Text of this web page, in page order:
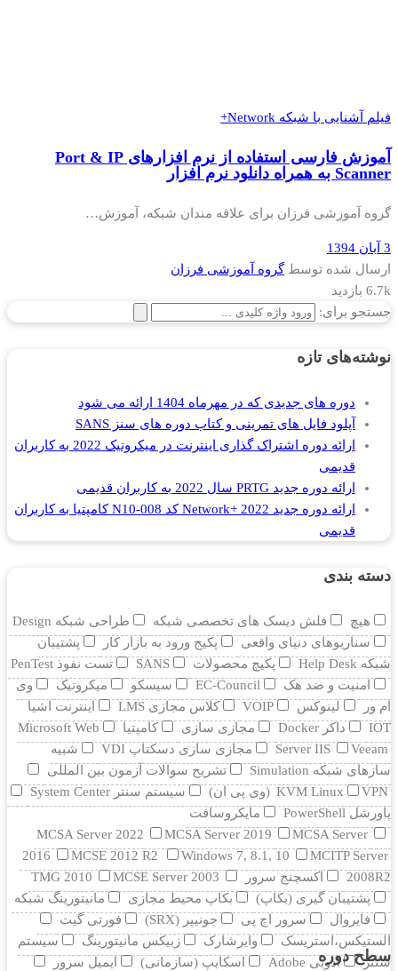
فیلم آشنایی با شبکه Network+
آموزش فارسی استفاده از نرم افزارهای Port & IP
Scanner به همراه دانلود نرم افزار
گروه آموزشی فرزان برای علاقه مندان شبکه، آموزش…
3 آبان 1394
ارسال شده توسطگروه آموزشی فرزان
6.7k بازدید
جستجو برای:
نوشته‌های تازه
دوره های جدیدی که در مهرماه 1404 ارائه می شود
آپلود فایل های تمرینی و کتاب دوره های سنز SANS
ارائه دوره اشتراک گذاری اینترنت در میکروتیک 2022 به کاربران
قدیمی
ارائه دوره جدید PRTG سال 2022 به کاربران قدیمی
ارائه دوره جدید Network+ 2022 کد N10-008 کامپتیا به کاربران
قدیمی
دسته بندی
هیچ فلش دیسک های تخصصی شبکه
طراحی شبکه Design
سناریوهای دنیای واقعی
پکیج ورود به بازار کار
پشتیبان
شبکه Help Desk
پکیچ محصولات SANS
تست نفوذ PenTest
امنیت و ضد هک
EC-Council سیسکو میکروتیک
وی
ام ور
لینوکس VOIP کلاس مجازی LMS
اینترنت اشیا
IOT
داکر Docker مجازی سازی کامپتیا
Microsoft Web
Server IIS
Veeam مجازی سازی دسکتاپ VDI
شبیه
سازهای شبکه Simulation
تشریح سوالات آزمون بین المللی
KVM Linux
VPN (وی پی ان)
سیستم سنتر System Center
پاورشل PowerShell
مایکروسافت
MCSA Server 2022
MCSA Server 2019
MCSA Server
2016
MCSE 2012 R2 Windows 7, 8.1, 10
MCITP Server
2008R2
اکسچنج سرور TMG 2010
MCSE Server 2003
پشتیبان گیری (بکاپ)
بکاپ محیط مجازی
مانيتورينگ شبکه
فایروال
سرور اچ پی جونیپر (SRX)
فورتی گیت
الستیکس،استریسک
وایرشارک زبیکس مانیتورینگ
سیستم
سنتر
ادوبی Adobe اسکایپ (سازمانی)
ایمیل سرور
سطح دوره